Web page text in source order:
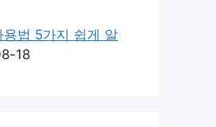
법 5가지 쉽게 알
18